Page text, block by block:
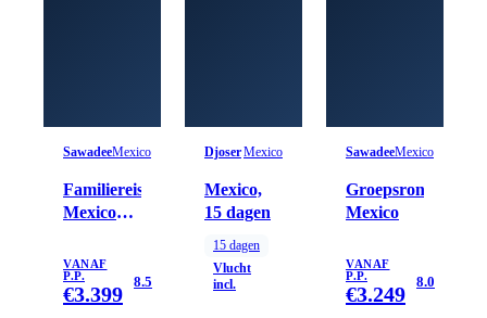
SawadeeMexico
Familiereis
Mexico
VANAF
P.P.
€3.399 8.5
DjoserMexico
Mexico,
15 dagen
15 dagen
Vlucht
incl.
SawadeeMexico
Groepsrondreis
Mexico
VANAF
P.P.
€3.249 8.0